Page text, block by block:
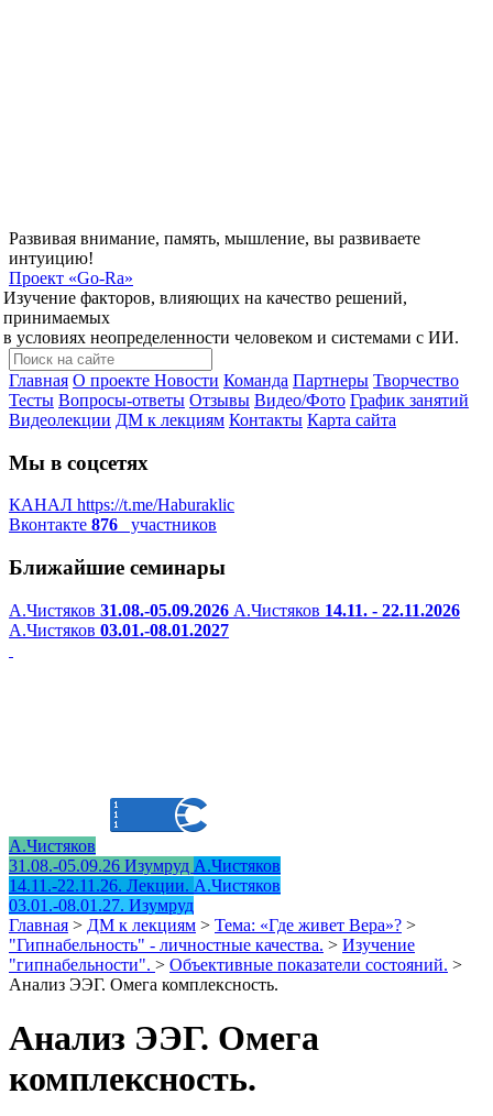
Развивая внимание, память, мышление, вы развиваете
интуицию!
Проект «Go-Ra»
Изучение факторов, влияющих на качество решений,
принимаемых
в условиях неопределенности человеком и системами с ИИ.
Главная О проекте Новости Команда Партнеры Творчество
Тесты Вопросы-ответы Отзывы Видео/Фото График занятий
Видеолекции ДМ к лекциям Контакты Карта сайта
Мы в соцсетях
КАНАЛ https://t.me/Haburaklic
Вконтакте 876 участников
Ближайшие семинары
А.Чистяков 31.08.-05.09.2026 А.Чистяков 14.11. - 22.11.2026
А.Чистяков 03.01.-08.01.2027
А.Чистяков
31.08.-05.09.26 Изумруд А.Чистяков
14.11.-22.11.26. Лекции. А.Чистяков
03.01.-08.01.27. Изумруд
Главная > ДМ к лекциям > Тема: «Где живет Вера»? >
"Гипнабельность" - личностные качества. > Изучение
"гипнабельности". > Объективные показатели состояний. >
Анализ ЭЭГ. Омега комплексность.
Анализ ЭЭГ. Омега
комплексность.